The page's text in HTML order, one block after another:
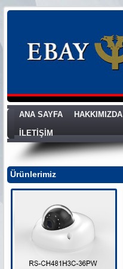
ANA SAYFA HAKKIMIZDA
İLETİŞİM
Ürünlerimiz